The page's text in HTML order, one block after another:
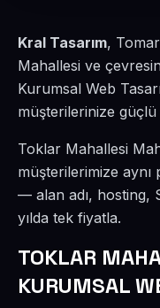
Kral Tasarım,
Mahallesi ve
Kurumsal Web
müşterilerinize güçlü
Toklar Mahallesi
müşterilerimize
— alan adı, hosting,
yılda tek fiyatla.
TOKLAR
KURUMSAL